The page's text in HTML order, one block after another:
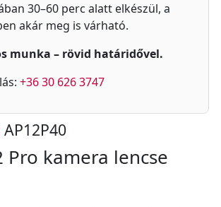
30–60 perc alatt elkészül, a
akár meg is várható.
munka – rövid határidővel.
+36 30 626 3747
AP12P40
Pro kamera lencse